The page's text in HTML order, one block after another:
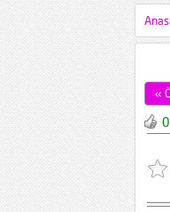
«
0